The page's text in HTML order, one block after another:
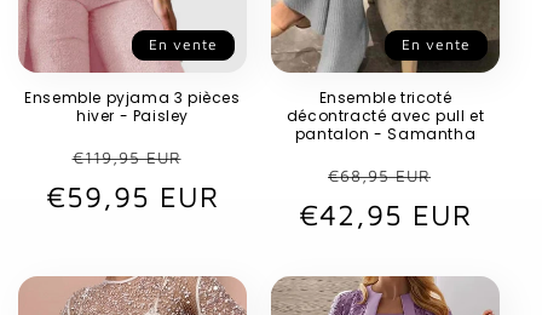
En vente
Ensemble pyjama 3 pièces
hiver - Paisley
Prix
habituel
€119,95 EUR
promotionnel
€59,95 EUR
En vente
Ensemble tricoté
décontracté avec pull et
pantalon - Samantha
Prix
habituel
€68,95 EUR
€42,95 EUR